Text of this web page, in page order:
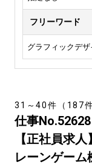
フリーワード
グラフィックデザ
31～40件（187件
仕事No.52628
【正社員求
レーンゲーム